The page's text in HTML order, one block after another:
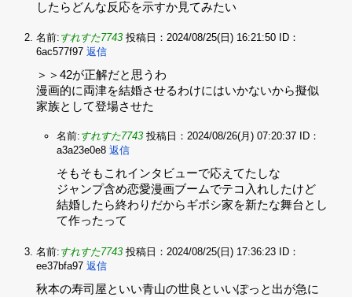
したらどんな反応を示すか見てみたい
名前: すれすた7743 投稿日：2024/08/25(日) 16:21:50
ID：
6ac577f97 返信
＞＞42が正解だと思うわ
漫画的に両津を結婚させるわけにはいかないから擬似
家族として登場させた
名前: すれすた7743 投稿日：2024/08/26(月) 07:20:37
ID：
a3a23e0e8 返信
そもそもこれインタビューで応えてたしな‌
ジャンプ含め恋愛漫画ブームでテコ入れしたけど‌
結婚したら終わりだからギボシ家を新たな舞台とし
て作ったって
名前: すれすた7743 投稿日：2024/08/25(日) 17:36:23
ID：
ee37bfa97 返信
秋本の寿司屋といい青山の世良といいぽっと出が急に